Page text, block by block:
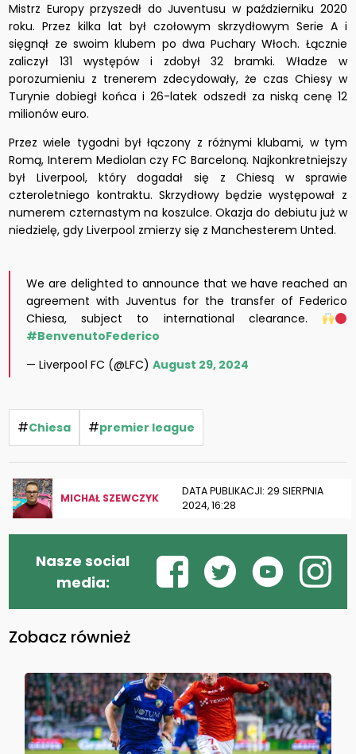
Mistrz Europy przyszedł do Juventusu w październiku 2020
roku. Przez kilka lat był czołowym skrzydłowym Serie A i
sięgnął ze swoim klubem po dwa Puchary Włoch. Łącznie
zaliczył 131 występów i zdobył 32 bramki. Władze w
porozumieniu z trenerem zdecydowały, że czas Chiesy w
Turynie dobiegł końca i 26-latek odszedł za niską cenę 12
milionów euro.
Przez wiele tygodni był łączony z różnymi klubami, w tym
Romą, Interem Mediolan czy FC Barceloną. Najkonkretniejszy
był Liverpool, który dogadał się z Chiesą w sprawie
czteroletniego kontraktu. Skrzydłowy będzie występował z
numerem czternastym na koszulce. Okazja do debiutu już w
niedzielę, gdy Liverpool zmierzy się z Manchesterem Unted.
We are delighted to announce that we have reached an
agreement with Juventus for the transfer of Federico
Chiesa, subject to international clearance.
#BenvenutoFederico
— Liverpool FC (@LFC)August 29, 2024
#Chiesa #premier league
MICHAŁ SZEWCZYK
DATA PUBLIKACJI: 29 SIERPNIA
2024, 16:28
Nasze social
media:
Zobacz również